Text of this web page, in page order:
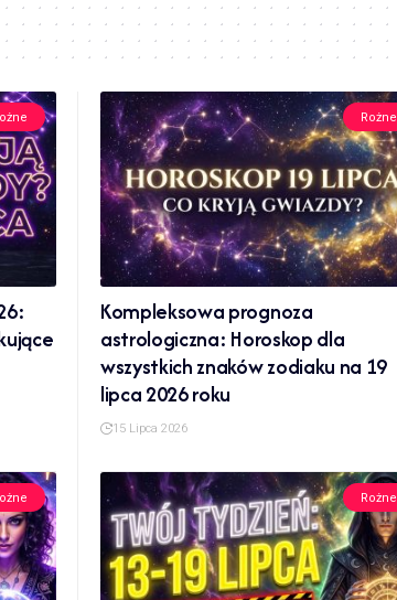
Rożne
Kompleksowa prognoza
astrologiczna: Horoskop dla
wszystkich znaków zodiaku na 19
lipca 2026 roku
15 Lipca 2026
Rożne